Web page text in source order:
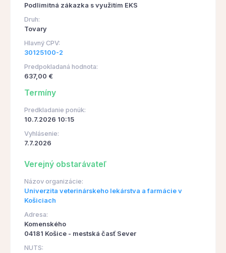
Podlimitná zákazka s využitím EKS
Druh:
Tovary
Hlavný CPV:
30125100-2
Predpokladaná hodnota:
637,00 €
Termíny
Predkladanie ponúk:
10.7.2026 10:15
Vyhlásenie:
7.7.2026
Verejný obstarávateľ
Názov organizácie:
Univerzita veterinárskeho lekárstva a farmácie v
Košiciach
Adresa:
Komenského
04181 Košice - mestská časť Sever
NUTS: